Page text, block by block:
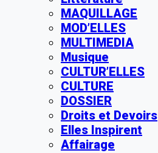
MAQUILLAGE
MOD’ELLES
MULTIMEDIA
Musique
CULTUR’ELLES
CULTURE
DOSSIER
Droits et Devoirs
Elles Inspirent
Affairage